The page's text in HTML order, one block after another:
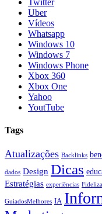
Uber
Vídeos
Whatsapp
Windows 10
Windows 7
Windows Phone
Xbox 360
Xbox One
Yahoo
YoutTube
Tags
Atualizações Backlinks
dados Design Dicas
Estratégias experiências
GuiadosMelhores IA